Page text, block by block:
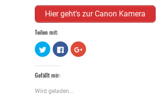
Hier geht’s zur Canon Kamera
Teilen mit:
Klick,
um
über
Twitter
zu
teilen
in
neuem
Klick,
um
in
neuem
Zum
Teilen
Gefällt mir:
Wird geladen...